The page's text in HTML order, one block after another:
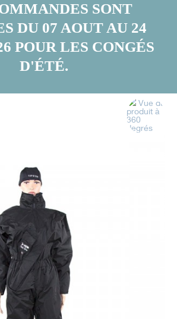
SONT
DU 07 AOUT AU 24
POUR LES CONGÉS
D'ÉTÉ.
Vue du
produit à
360
degrés